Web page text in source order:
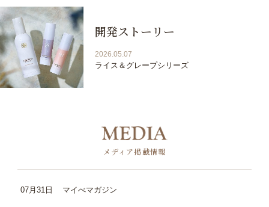
開発ストーリー
2026.05.07
ライス＆グレープシリーズ
メディア掲載情報
07月31日 マイべマガジン